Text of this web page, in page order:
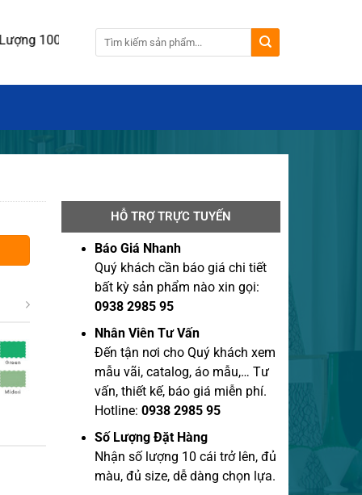
100 cái.
HỖ TRỢ TRỰC TUYẾN
Báo Giá Nhanh
Quý khách cần báo giá chi tiết
bất kỳ sản phẩm nào xin gọi:
0938 2985 95
Nhân Viên Tư Vấn
Đến tận nơi cho Quý khách xem
mẫu vãi, catalog, áo mẫu,… Tư
vấn, thiết kế, báo giá miễn phí.
Hotline: 0938 2985 95
Số Lượng Đặt Hàng
Nhận số lượng 10 cái trở lên, đủ
màu, đủ size, dễ dàng chọn lựa.